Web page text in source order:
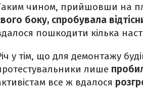
чином, прийшовши на
боку, спробувала
пошкодити кілька
у тім, що для демонтажу
лише
все ж вдалося